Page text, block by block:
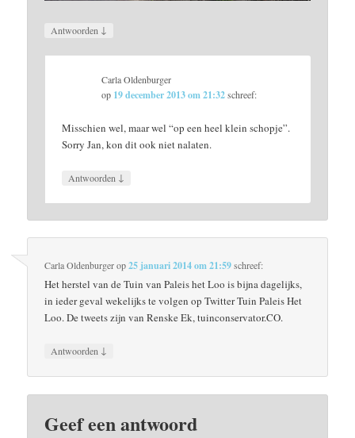
Antwoorden ↓
Carla Oldenburger
op 19 december 2013 om 21:32 schreef:
Misschien wel, maar wel “op een heel klein schopje”.
Sorry Jan, kon dit ook niet nalaten.
Antwoorden ↓
Carla Oldenburgerop25 januari 2014 om 21:59schreef:
Het herstel van de Tuin van Paleis het Loo is bijna dagelijks,
in ieder geval wekelijks te volgen op Twitter Tuin Paleis Het
Loo. De tweets zijn van Renske Ek, tuinconservator.CO.
Antwoorden ↓
Geef een antwoord